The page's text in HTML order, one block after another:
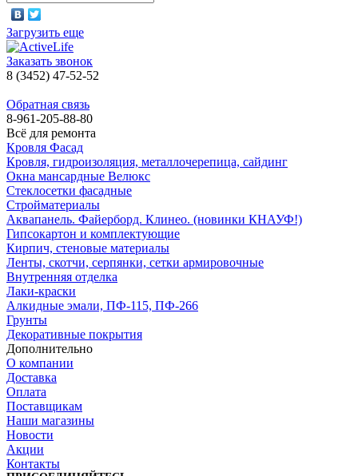
Загрузить еще
Заказать звонок
8 (3452) 47-52-52
Обратная связь
8-961-205-88-80
Всё для ремонта
Кровля Фасад
Кровля, гидроизоляция, металлочерепица, сайдинг
Окна мансардные Велюкс
Стеклосетки фасадные
Стройматериалы
Аквапанель. Файерборд. Клинео. (новинки КНАУФ!)
Гипсокартон и комплектующие
Кирпич, стеновые материалы
Ленты, скотчи, серпянки, сетки армировочные
Внутренняя отделка
Лаки-краски
Алкидные эмали, ПФ-115, ПФ-266
Грунты
Декоративные покрытия
Дополнительно
О компании
Доставка
Оплата
Поставщикам
Наши магазины
Новости
Акции
Контакты